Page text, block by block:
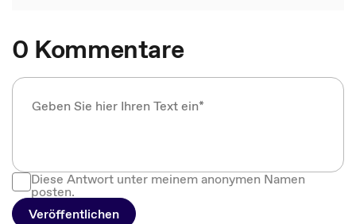
0 Kommentare
Diese Antwort unter meinem anonymen Namen
posten.
Veröffentlichen